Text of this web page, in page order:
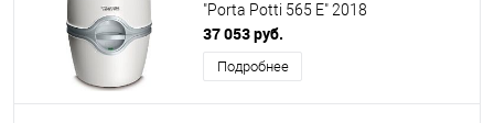
"Porta Potti 565 E" 2018
ЭЛЕКТРИЧЕСКИЙ
37 053 руб.
Подробнее